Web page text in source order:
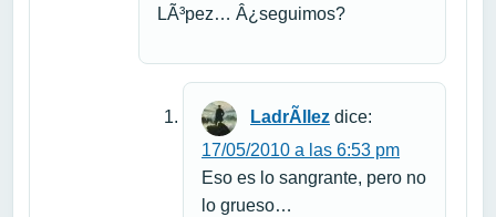
LÃ³pez… Â¿seguimos?
LadrÃ­llez dice:
17/05/2010 a las 6:53 pm
Eso es lo sangrante, pero no
lo grueso…